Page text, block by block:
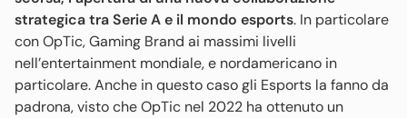
strategica tra Serie A e il mondo esports. In particolare
con OpTic, Gaming Brand ai massimi livelli
nell’entertainment mondiale, e nordamericano in
particolare. Anche in questo caso gli Esports la fanno da
padrona, visto che OpTic nel 2022 ha ottenuto un